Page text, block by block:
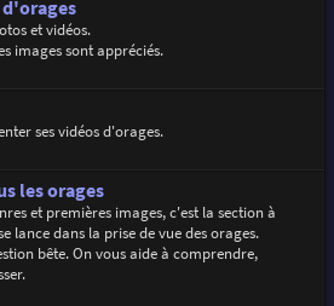
et vidéos.
images sont appréciés.
ses vidéos d'orages.
les orages
et premières images, c'est la section à
lance dans la prise de vue des orages.
bête. On vous aide à comprendre,